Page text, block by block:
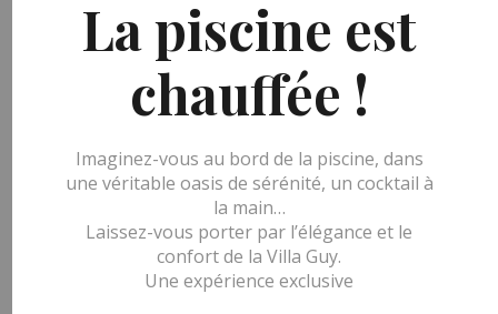
Nous joindre
+33 (0)4 67 35 26 49
contact@lavillaguy.com
de 8h à 12h et de 15h à 20h
Animaux non admis
La piscine est
chauffée !
Imaginez-vous au bord de la piscine, dans
une véritable oasis de sérénité, un cocktail à
la main…
Laissez-vous porter par l’élégance et le
confort de la Villa Guy.
Une expérience exclusive